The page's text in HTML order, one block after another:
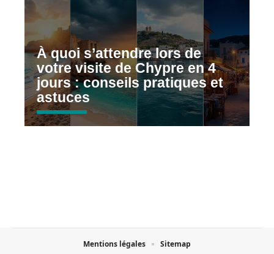
À quoi s’attendre lors de
votre visite de Chypre en 4
jours : conseils pratiques et
astuces
Mentions légales Sitemap